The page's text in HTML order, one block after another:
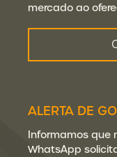
mercado ao
ALERTA DE
Informamos que
WhatsApp